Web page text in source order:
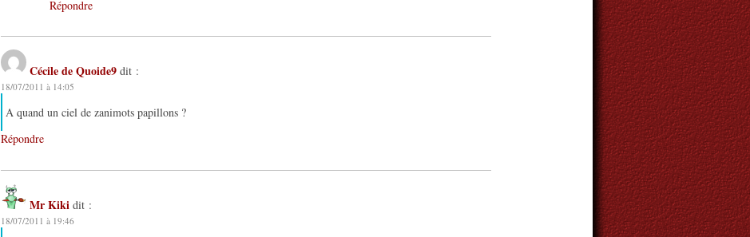
Répondre
Cécile de Quoide9 dit :
18/07/2011 à 14:05
A quand un ciel de zanimots papillons ?
Répondre
Mr Kiki dit :
18/07/2011 à 19:46